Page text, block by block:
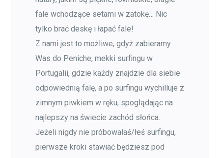
fale wchodzące setami w zatokę… Nic
tylko brać deskę i łapać fale!
Z nami jest to możliwe, gdyż zabieramy
Was do Peniche, mekki surfingu w
Portugalii, gdzie każdy znajdzie dla siebie
odpowiednią falę, a po surfingu wychilluje z
zimnym piwkiem w ręku, spoglądając na
najlepszy na świecie zachód słońca.
Jeżeli nigdy nie próbowałaś/łeś surfingu,
pierwsze kroki stawiać będziesz pod